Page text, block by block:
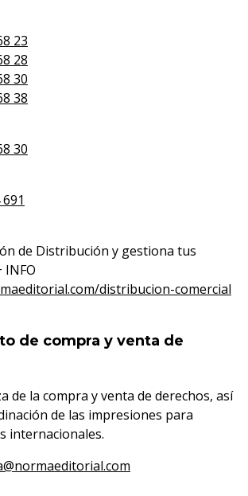
23
28
30
38
30
de Distribución y gestiona tus
INFO
distribucion-comercial
de compra y venta de
de la compra y venta de derechos, así
de las impresiones para
internacionales.